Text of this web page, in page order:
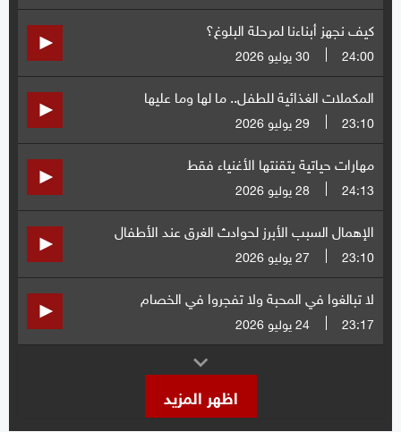
كيف نجهز أبناءنا لمرحلة البلوغ؟
24:00 30 يوليو 2026
المكملات الغذائية للطفل.. ما لها وما عليها
23:10 29 يوليو 2026
مهارات حياتية يتقنتها الأغنياء فقط
24:13 28 يوليو 2026
الإهمال السبب الأبرز لحوادث الغرق عند الأطفال
23:10 27 يوليو 2026
لا تبالغوا في المحبة ولا تفجروا في الخصام
23:17 24 يوليو 2026
اظهر المزيد